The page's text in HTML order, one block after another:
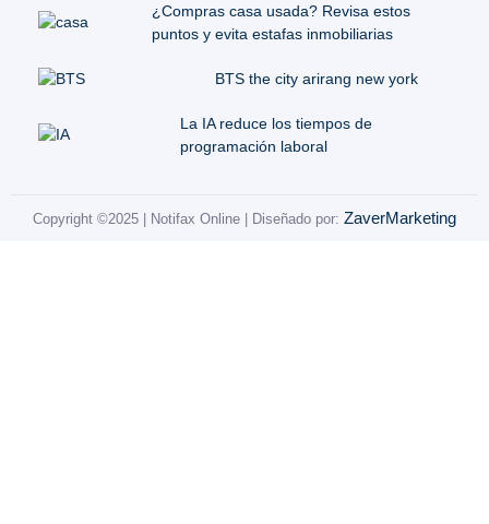
¿Compras casa usada? Revisa estos
puntos y evita estafas inmobiliarias
BTS the city arirang new york
La IA reduce los tiempos de
programación laboral
Copyright ©2025 | Notifax Online | Diseñado por: ZaverMarketing